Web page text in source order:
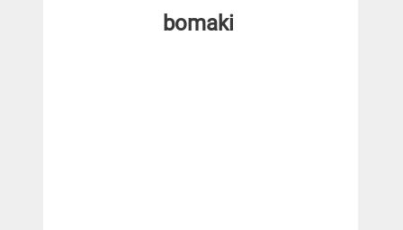
bomaki